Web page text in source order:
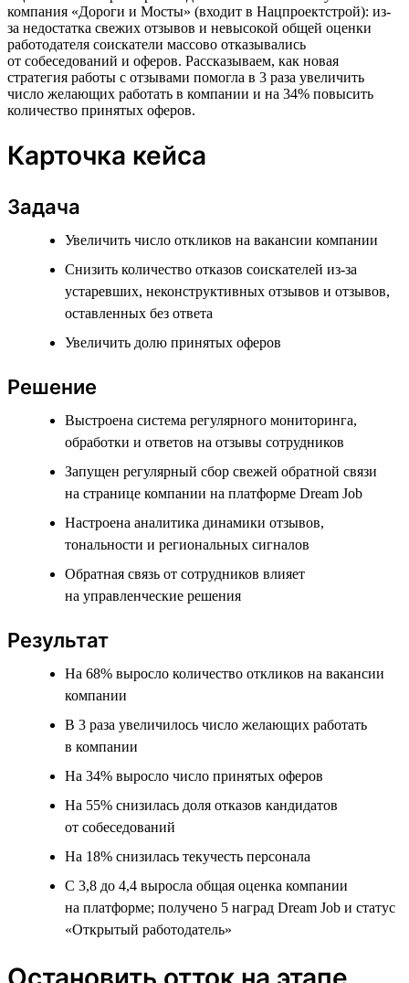
компания «Дороги и Мосты» (входит в Нацпроектстрой): из-
за недостатка свежих отзывов и невысокой общей оценки
работодателя соискатели массово отказывались
от собеседований и оферов. Рассказываем, как новая
стратегия работы с отзывами помогла в 3 раза увеличить
число желающих работать в компании и на 34% повысить
количество принятых оферов.
Карточка кейса
Задача
Увеличить число откликов на вакансии компании
Снизить количество отказов соискателей из-за
устаревших, неконструктивных отзывов и отзывов,
оставленных без ответа
Увеличить долю принятых оферов
Решение
Выстроена система регулярного мониторинга,
обработки и ответов на отзывы сотрудников
Запущен регулярный сбор свежей обратной связи
на странице компании на платформе Dream Job
Настроена аналитика динамики отзывов,
тональности и региональных сигналов
Обратная связь от сотрудников влияет
на управленческие решения
Результат
На 68% выросло количество откликов на вакансии
компании
В 3 раза увеличилось число желающих работать
в компании
На 34% выросло число принятых оферов
На 55% снизилась доля отказов кандидатов
от собеседований
На 18% снизилась текучесть персонала
С 3,8 до 4,4 выросла общая оценка компании
на платформе; получено 5 наград Dream Job и статус
«Открытый работодатель»